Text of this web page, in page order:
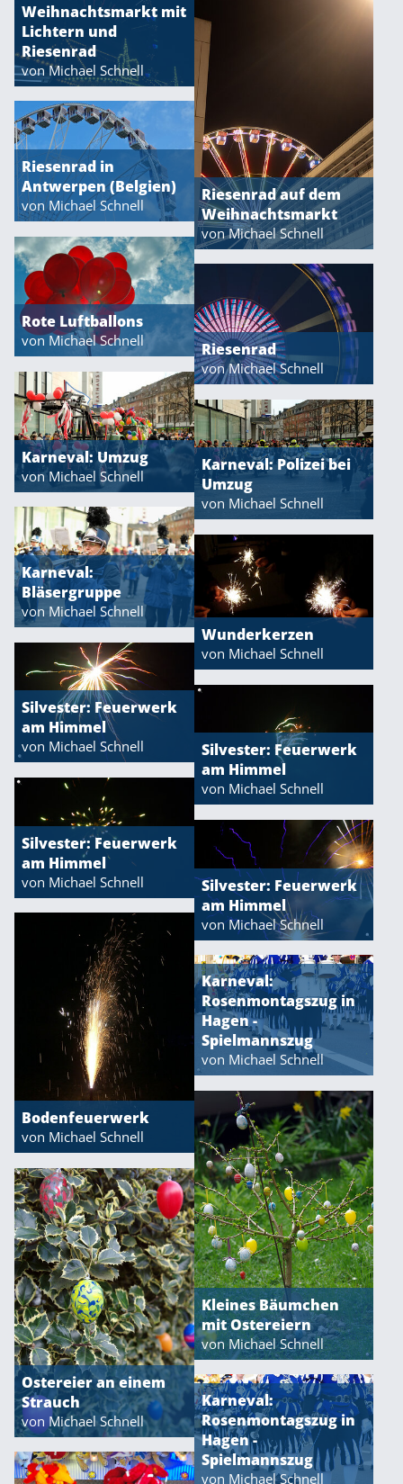
Weihnachtsmarkt mit
Lichtern und
Riesenrad
von Michael Schnell
Riesenrad auf dem
Weihnachtsmarkt
von Michael Schnell
Riesenrad in
Antwerpen (Belgien)
von Michael Schnell
Rote Luftballons
von Michael Schnell Riesenrad
von Michael Schnell
Karneval: Umzug
von Michael Schnell
Karneval: Polizei bei
Umzug
von Michael Schnell
Karneval:
Bläsergruppe
von Michael Schnell
Wunderkerzen
von Michael Schnell
Silvester: Feuerwerk
am Himmel
von Michael Schnell
Silvester: Feuerwerk
am Himmel
von Michael Schnell
Silvester: Feuerwerk
am Himmel
von Michael Schnell
Silvester: Feuerwerk
am Himmel
von Michael Schnell
Bodenfeuerwerk
von Michael Schnell
Karneval:
Rosenmontagszug in
Hagen -
Spielmannszug
von Michael Schnell
Kleines Bäumchen
mit Ostereiern
von Michael Schnell
Ostereier an einem
Strauch
von Michael Schnell
Karneval:
Rosenmontagszug in
Hagen -
Spielmannszug
von Michael Schnell